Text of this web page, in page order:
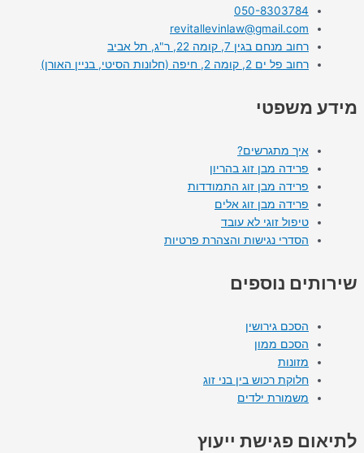
050-8303784
revitallevinlaw@gmail.com
רחוב מנחם בגין 7, קומה 22, ר"ג, תל אביב
רחוב פל ים 2, קומה 2, חיפה (חלונות הסיטי, בניין האורן)
מידע משפטי
איך מתגרשים?
פרידה מבן זוג בהריון
פרידה מבן זוג התמודדות
פרידה מבן זוג אלים
טיפול זוגי לא עובד
הסדרי נגישות והצהרת פרטיות
שירותים נוספים
הסכם גירושין
הסכם ממון
מזונות
חלוקת רכוש בין בני זוג
משמורת ילדים
לתיאום פגישת ייעוץ